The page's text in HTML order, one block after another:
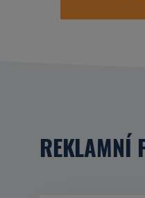
REKLAMNÍ